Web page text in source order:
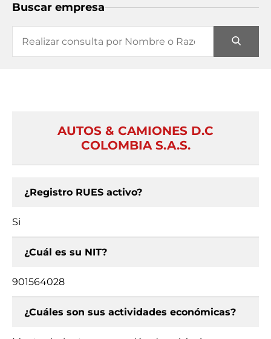
Buscar empresa
AUTOS & CAMIONES D.C
COLOMBIA S.A.S.
¿Registro RUES activo?
Si
¿Cuál es su NIT?
901564028
¿Cuáles son sus actividades económicas?